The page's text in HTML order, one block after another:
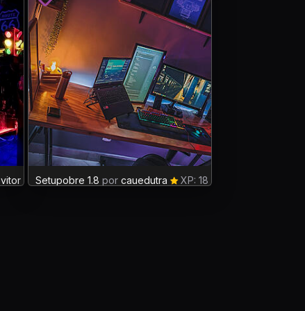
vitor migoto
XP:
Setupobre 1.8 por cauedutra XP: 18